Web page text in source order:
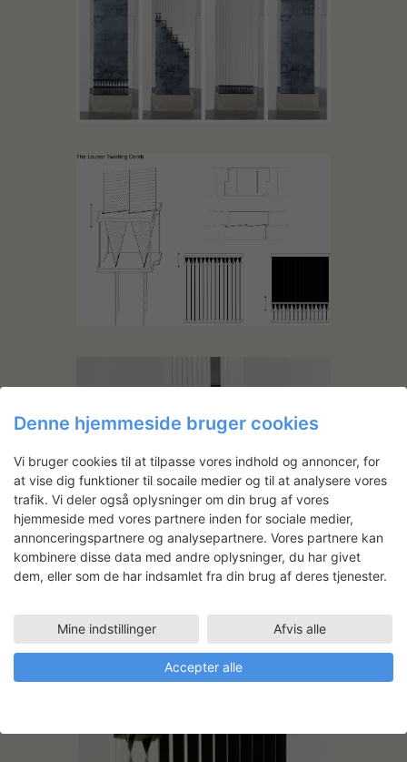
Denne hjemmeside bruger cookies
Vi bruger cookies til at tilpasse vores indhold og annoncer, for
at vise dig funktioner til socaile medier og til at analysere vores
trafik. Vi deler også oplysninger om din brug af vores
hjemmeside med vores partnere inden for sociale medier,
annonceringspartnere og analysepartnere. Vores partnere kan
kombinere disse data med andre oplysninger, du har givet
dem, eller som de har indsamlet fra din brug af deres tjenester.
Mine indstillinger Afvis alle
Accepter alle